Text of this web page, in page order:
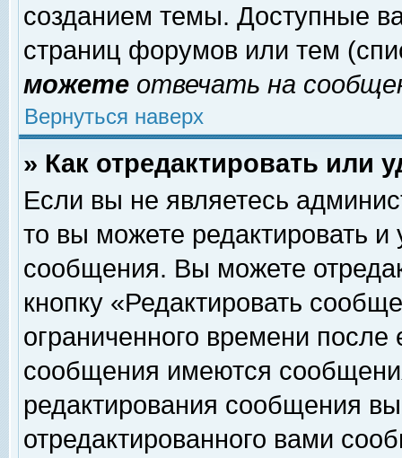
созданием темы. Доступные
страниц форумов или тем
можете отвечать на
Вернуться наверх
» Как отредактировать или
Если вы не являетесь
то вы можете редактировать и
сообщения. Вы можете
кнопку «Редактировать
ограниченного времени
сообщения имеются
редактирования сообщения
отредактированного вами